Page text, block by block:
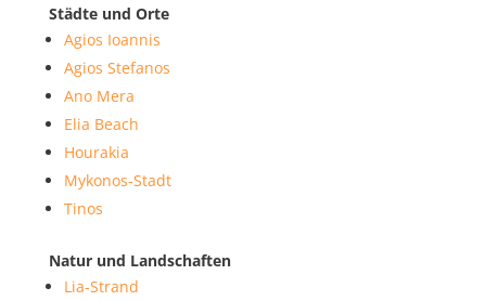
Städte und Orte
Agios Ioannis
Agios Stefanos
Ano Mera
Elia Beach
Hourakia
Mykonos-Stadt
Tinos
Natur und Landschaften
Lia-Strand